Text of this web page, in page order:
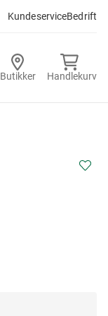
KundeserviceBedrift
Butikker Handlekurv